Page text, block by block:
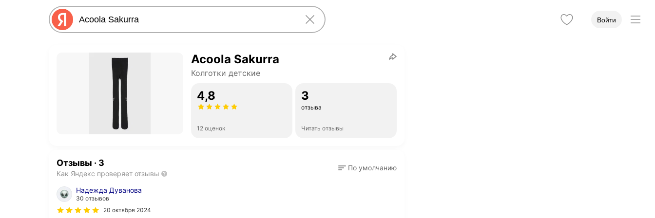
Войти
Acoola Sakurra
Колготки детские
4,8
12 оценок
3
отзыва
Читать отзывы
Отзывы · 3
Как Яндекс проверяет отзывы
По умолчанию
Надежда Дуванова
30 отзывов
20 октября 2024